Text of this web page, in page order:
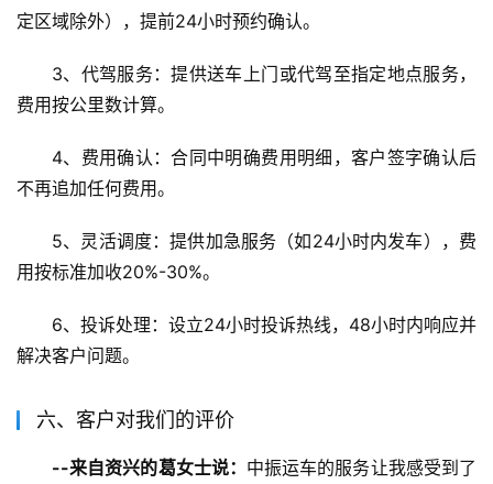
定区域除外），提前24小时预约确认。
3、代驾服务：提供送车上门或代驾至指定地点服务，
费用按公里数计算。
4、费用确认：合同中明确费用明细，客户签字确认后
不再追加任何费用。
5、灵活调度：提供加急服务（如24小时内发车），费
用按标准加收20%-30%。
6、投诉处理：设立24小时投诉热线，48小时内响应并
解决客户问题。
六、客户对我们的评价
--来自资兴的葛女士说： 中振运车的服务让我感受到了